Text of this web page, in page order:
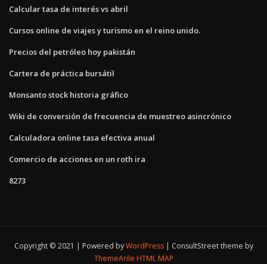
Calcular tasa de interés vs abril
Cursos online de viajes y turismo en el reino unido.
Precios del petróleo hoy pakistán
Cartera de práctica bursátil
Monsanto stock historia gráfico
Wiki de conversión de frecuencia de muestreo asincrónico
Calculadora online tasa efectiva anual
Comercio de acciones en un roth ira
8273
Copyright © 2021 | Powered byWordPress
ConsultStreet theme by
ThemeArile HTML MAP